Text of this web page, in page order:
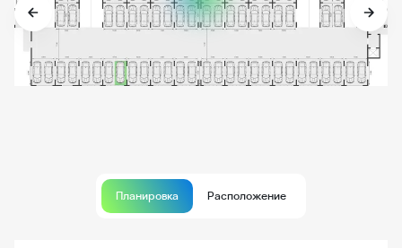
Планировка Расположение